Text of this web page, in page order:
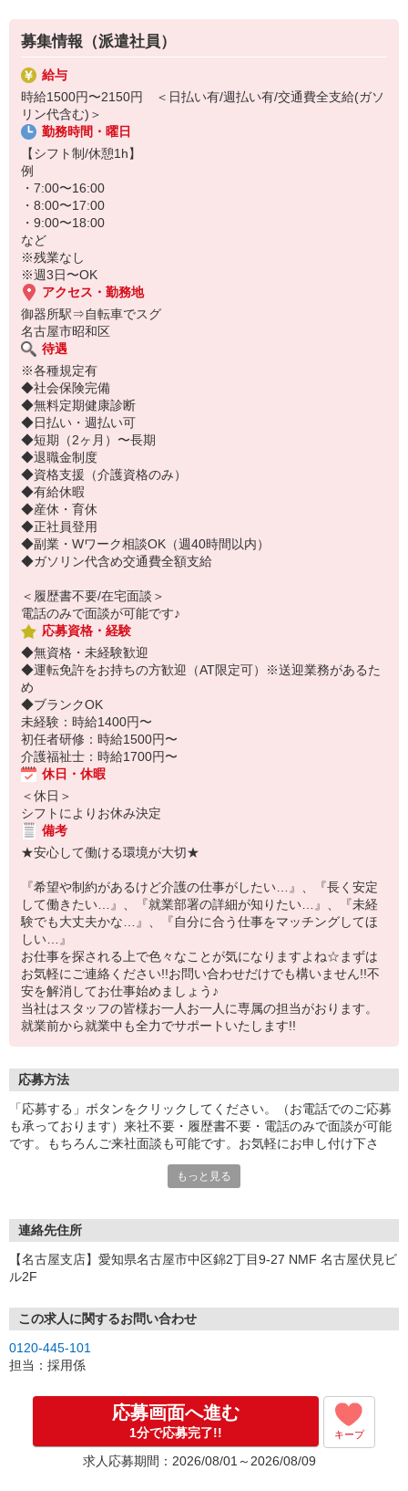
・レクリエーション企画、実施
・リハビリのサポート
・利用者さんのお話のお相手
・送迎（できる方のみ） など
研修制度が充実しているので、知識や経験が全くなくても心配ナシ
◎
わからないことはその場ですぐに聞ける環境です♪
▼嬉しいポイントは他にも！
日払い・週払いが可能でなので、買い物や旅行の予定に合わせてお
給料の受け取りが可能です☆
募集情報（派遣社員）
給与
時給1500円〜2150円 ＜日払い有/週払い有/交通費全支給(ガソ
リン代含む)＞
勤務時間・曜日
【シフト制/休憩1h】
例
・7:00〜16:00
・8:00〜17:00
・9:00〜18:00
など
※残業なし
※週3日〜OK
アクセス・勤務地
御器所駅⇒自転車でスグ
名古屋市昭和区
待遇
※各種規定有
◆社会保険完備
◆無料定期健康診断
◆日払い・週払い可
◆短期（2ヶ月）〜長期
◆退職金制度
◆資格支援（介護資格のみ）
◆有給休暇
◆産休・育休
◆正社員登用
◆副業・Wワーク相談OK（週40時間以内）
◆ガソリン代含め交通費全額支給
＜履歴書不要/在宅面談＞
電話のみで面談が可能です♪
応募資格・経験
◆無資格・未経験歓迎
◆運転免許をお持ちの方歓迎（AT限定可）※送迎業務があるた
め
◆ブランクOK
未経験：時給1400円〜
初任者研修：時給1500円〜
介護福祉士：時給1700円〜
休日・休暇
＜休日＞
シフトによりお休み決定
備考
★安心して働ける環境が大切★
『希望や制約があるけど介護の仕事がしたい…』、『長く安定
して働きたい…』、『就業部署の詳細が知りたい…』、『未経
験でも大丈夫かな…』、『自分に合う仕事をマッチングしてほ
しい…』
お仕事を探される上で色々なことが気になりますよね☆まずは
お気軽にご連絡ください!!お問い合わせだけでも構いません!!不
安を解消してお仕事始めましょう♪
当社はスタッフの皆様お一人お一人に専属の担当がおります。
就業前から就業中も全力でサポートいたします!!
応募方法
「応募する」ボタンをクリックしてください。（お電話でのご応募
も承っております）来社不要・履歴書不要・電話のみで面談が可能
です。もちろんご来社面談も可能です。お気軽にお申し付け下さ
もっと見る
連絡先住所
【名古屋支店】愛知県名古屋市中区錦2丁目9-27 NMF 名古屋伏見ビ
ル2F
この求人に関するお問い合わせ
0120-445-101
担当：採用係
応募画面へ進む
1分で応募完了!! キープ
求人応募期間：2026/08/01～2026/08/09